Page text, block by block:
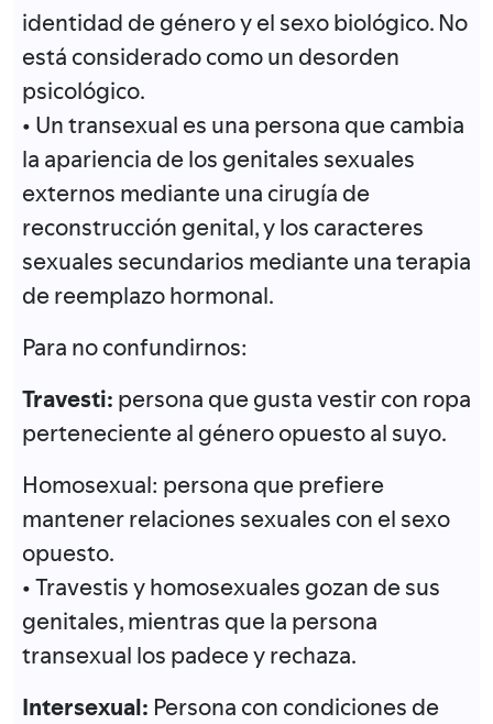
identidad de género y el sexo biológico. No
está considerado como un desorden
psicológico.
• Un transexual es una persona que cambia
la apariencia de los genitales sexuales
externos mediante una cirugía de
reconstrucción genital, y los caracteres
sexuales secundarios mediante una terapia
de reemplazo hormonal.
Para no confundirnos:
Travesti: persona que gusta vestir con ropa
perteneciente al género opuesto al suyo.
Homosexual: persona que prefiere
mantener relaciones sexuales con el sexo
opuesto.
• Travestis y homosexuales gozan de sus
genitales, mientras que la persona
transexual los padece y rechaza.
Intersexual: Persona con condiciones de